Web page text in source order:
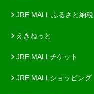
JRE MALL ふるさと納税
えきねっと
JRE MALLチケット
JRE MALLショッピング